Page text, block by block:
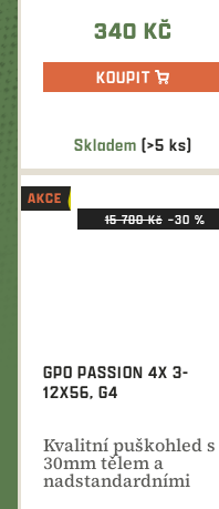
Skladem (>5 ks)
340 KČ
KOUPIT
AKCE
15 780 Kč –30 %
GPO PASSION 4X 3-
12X56, G4
Kvalitní puškohled s
30mm tělem a
nadstandardními